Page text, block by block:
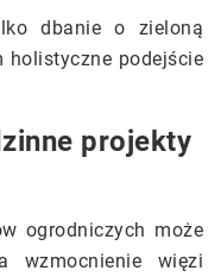
dbanie o zieloną
holistyczne podejście
projekty
ogrodniczych może
wzmocnienie więzi